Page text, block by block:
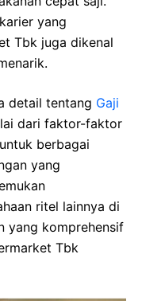
yang
Tbk juga dikenal
detail tentang Gaji
dari faktor-faktor
berbagai
yang
ritel lainnya di
yang komprehensif
Tbk